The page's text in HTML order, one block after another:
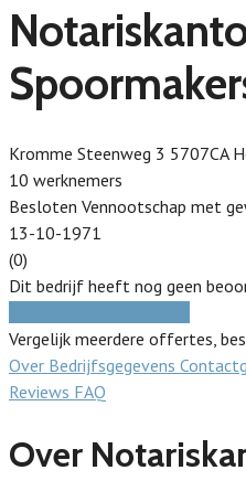
Kromme Steenweg 3 5707CA
10 werknemers
Besloten Vennootschap met
13-10-1971
(0)
Dit bedrijf heeft nog geen
Vergelijk meerdere offertes,
Over Bedrijfsgegevens
Reviews FAQ
Over